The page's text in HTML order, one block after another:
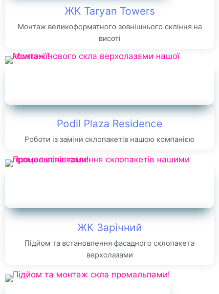
ЖК Taryan Towers
Монтаж великоформатного зовнішнього скління на
висоті
Podil Plaza Residence
Роботи із заміни склопакетів нашою компанією
ЖК Зарічний
Підйом та встановлення фасадного склопакета
верхолазами